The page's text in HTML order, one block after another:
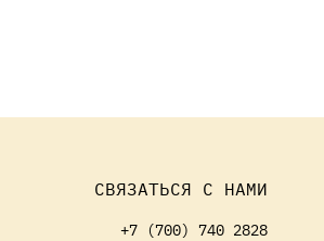
СВЯЗАТЬСЯ С НАМИ
+7 (700) 740 2828